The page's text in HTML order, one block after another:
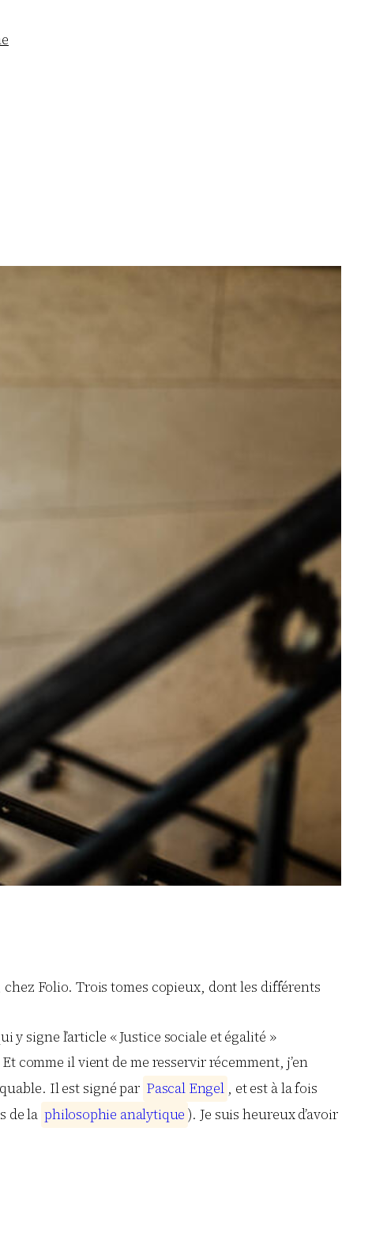
chez Folio. Trois tomes copieux, dont les différents
y signe l’article « Justice sociale et égalité »
comme il vient de me resservir récemment, j’en
Il est signé par Pascal Engel , et est à la fois
de la philosophie analytique ). Je suis heureux d’avoir